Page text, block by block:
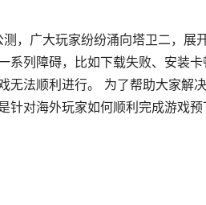
，广大玩家纷纷涌向塔卫二，展
系列障碍，比如下载失败、安装
无法顺利进行。 为了帮助大家解
针对海外玩家如何顺利完成游戏预